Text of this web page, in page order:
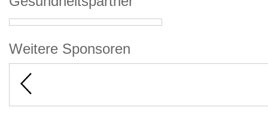
Weitere Sponsoren